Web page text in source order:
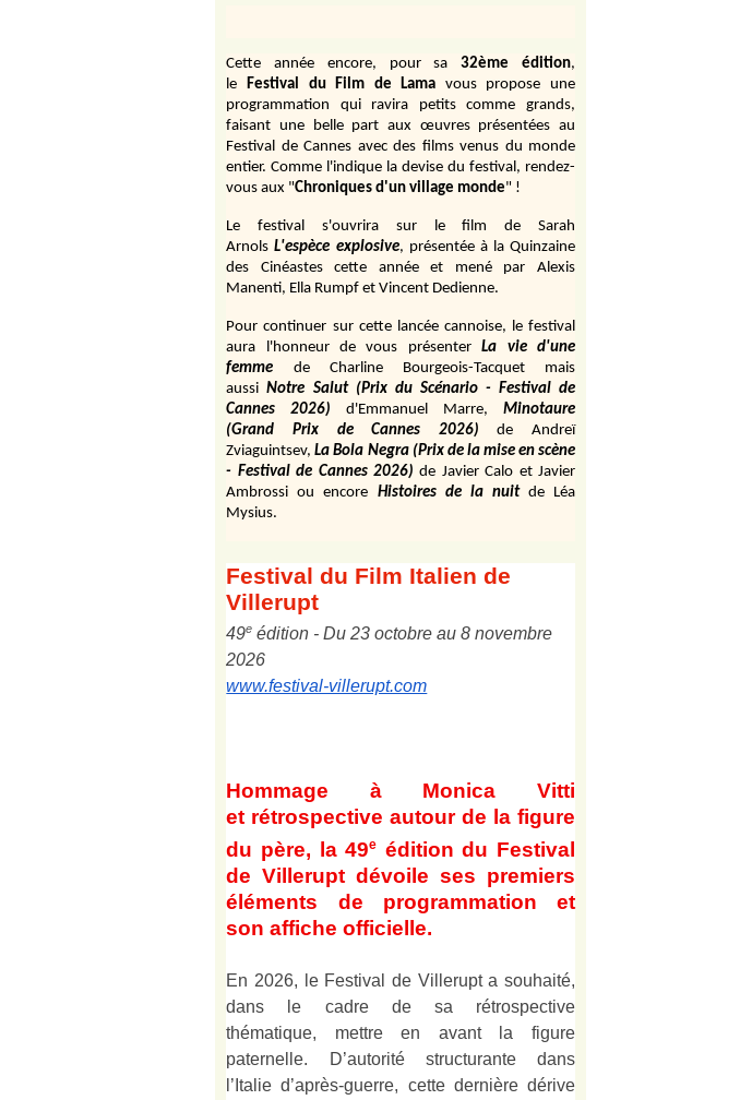
Cette année encore, pour sa 32ème édition,
le Festival du Film de Lama vous propose une
programmation qui ravira petits comme grands,
faisant une belle part aux œuvres présentées au
Festival de Cannes avec des films venus du monde
entier. Comme l'indique la devise du festival, rendez-
vous aux "Chroniques d'un village monde" !
Le festival s'ouvrira sur le film de Sarah
Arnols L'espèce explosive, présentée à la Quinzaine
des Cinéastes cette année et mené par Alexis
Manenti, Ella Rumpf et Vincent Dedienne.
Pour continuer sur cette lancée cannoise, le festival
aura l'honneur de vous présenter
La vie d'une
femme
de Charline Bourgeois-Tacquet
mais
aussi Notre Salut (Prix du Scénario - Festival de
Cannes 2026)
d'Emmanuel Marre,
Minotaure
(Grand Prix de Cannes 2026)
de Andreï
Zviaguintsev,La Bola Negra (Prix de la mise en scène
- Festival de Cannes 2026) de Javier Calo et Javier
Ambrossi ou encore Histoires de la nuit de Léa
Mysius.
Festival du Film Italien de
Villerupt
49e édition - Du 23 octobre au 8 novembre
2026
www.festival-villerupt.com
Hommage à Monica Vitti
et rétrospective autour de la figure
du père, la 49e édition du Festival
de Villerupt dévoile ses premiers
éléments de programmation et
son affiche officielle.
En 2026, le Festival de Villerupt a souhaité,
dans le cadre de sa rétrospective
thématique, mettre en avant la figure
paternelle. D’autorité structurante dans
l’Italie d’après-guerre, cette dernière dérive